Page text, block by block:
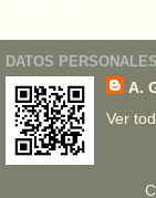
DATOS PERSONALES
A.
Ver